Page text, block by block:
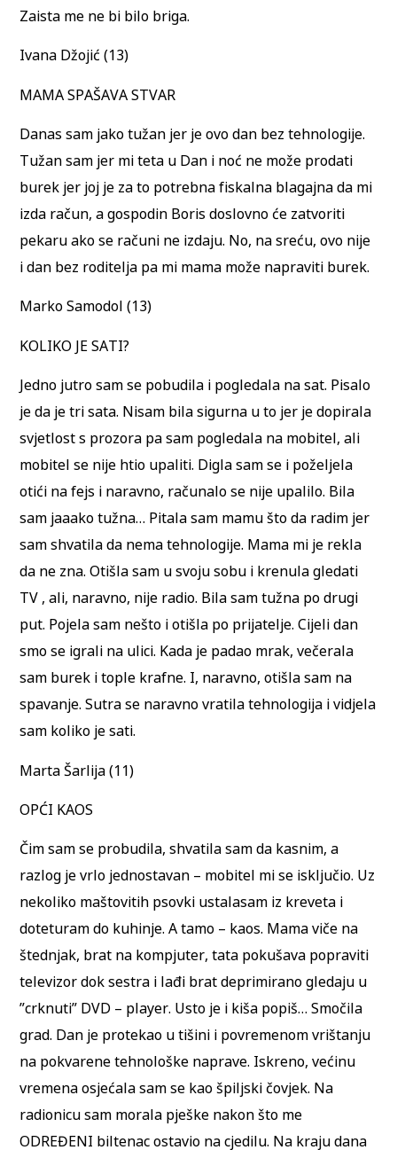
Zaista me ne bi bilo briga.
Ivana Džojić (13)
MAMA SPAŠAVA STVAR
Danas sam jako tužan jer je ovo dan bez tehnologije.
Tužan sam jer mi teta u Dan i noć ne može prodati
burek jer joj je za to potrebna fiskalna blagajna da mi
izda račun, a gospodin Boris doslovno će zatvoriti
pekaru ako se računi ne izdaju. No, na sreću, ovo nije
i dan bez roditelja pa mi mama može napraviti burek.
Marko Samodol (13)
KOLIKO JE SATI?
Jedno jutro sam se pobudila i pogledala na sat. Pisalo
je da je tri sata. Nisam bila sigurna u to jer je dopirala
svjetlost s prozora pa sam pogledala na mobitel, ali
mobitel se nije htio upaliti. Digla sam se i poželjela
otići na fejs i naravno, računalo se nije upalilo. Bila
sam jaaako tužna… Pitala sam mamu što da radim jer
sam shvatila da nema tehnologije. Mama mi je rekla
da ne zna. Otišla sam u svoju sobu i krenula gledati
TV , ali, naravno, nije radio. Bila sam tužna po drugi
put. Pojela sam nešto i otišla po prijatelje. Cijeli dan
smo se igrali na ulici. Kada je padao mrak, večerala
sam burek i tople krafne. I, naravno, otišla sam na
spavanje. Sutra se naravno vratila tehnologija i vidjela
sam koliko je sati.
Marta Šarlija (11)
OPĆI KAOS
Čim sam se probudila, shvatila sam da kasnim, a
razlog je vrlo jednostavan – mobitel mi se isključio. Uz
nekoliko maštovitih psovki ustalasam iz kreveta i
doteturam do kuhinje. A tamo – kaos. Mama viče na
štednjak, brat na kompjuter, tata pokušava popraviti
televizor dok sestra i lađi brat deprimirano gledaju u
”crknuti” DVD – player. Usto je i kiša popiš… Smočila
grad. Dan je protekao u tišini i povremenom vrištanju
na pokvarene tehnološke naprave. Iskreno, većinu
vremena osjećala sam se kao špiljski čovjek. Na
radionicu sam morala pješke nakon što me
ODREĐENI biltenac ostavio na cjedilu. Na kraju dana